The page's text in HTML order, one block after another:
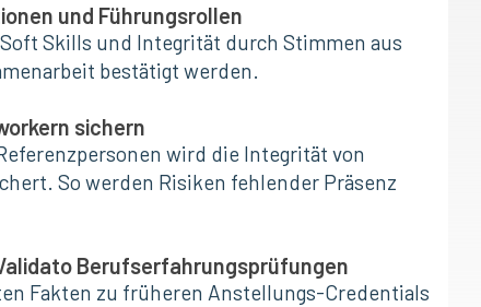
und Führungsrollen
Skills und Integrität durch Stimmen aus
bestätigt werden.
sichern
wird die Integrität von
So werden Risiken fehlender Präsenz
Berufserfahrungsprüfungen
Fakten zu früheren Anstellungs-Credentials